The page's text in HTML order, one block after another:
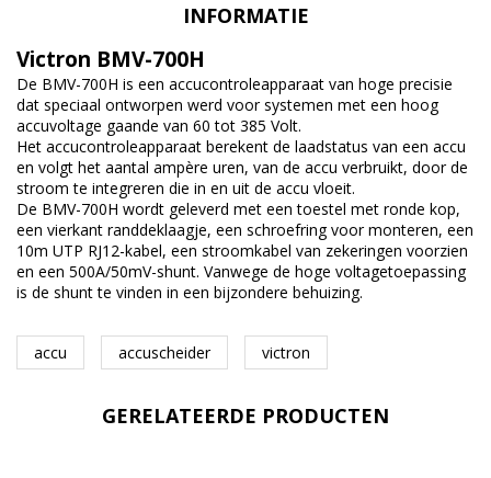
INFORMATIE
Victron BMV-700H
De BMV-700H is een accucontroleapparaat van hoge precisie
dat speciaal ontworpen werd voor systemen met een hoog
accuvoltage gaande van 60 tot 385 Volt.
Het accucontroleapparaat berekent de laadstatus van een accu
en volgt het aantal ampère uren, van de accu verbruikt, door de
stroom te integreren die in en uit de accu vloeit.
De BMV-700H wordt geleverd met een toestel met ronde kop,
een vierkant randdeklaagje, een schroefring voor monteren, een
10m UTP RJ12-kabel, een stroomkabel van zekeringen voorzien
en een 500A/50mV-shunt. Vanwege de hoge voltagetoepassing
is de shunt te vinden in een bijzondere behuizing.
accu accuscheider victron
GERELATEERDE PRODUCTEN